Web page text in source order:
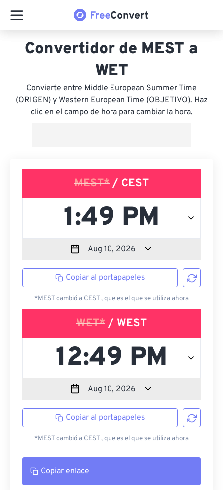
Convertidor de MEST a
WET
Convierte entre Middle European Summer Time
(ORIGEN) y Western European Time (OBJETIVO). Haz
clic en el campo de hora para cambiar la hora.
MEST* / CEST
Copiar al portapapeles
*MEST cambió a CEST , que es el que se utiliza ahora
WET* / WEST
Copiar al portapapeles
*MEST cambió a CEST , que es el que se utiliza ahora
Copiar enlace